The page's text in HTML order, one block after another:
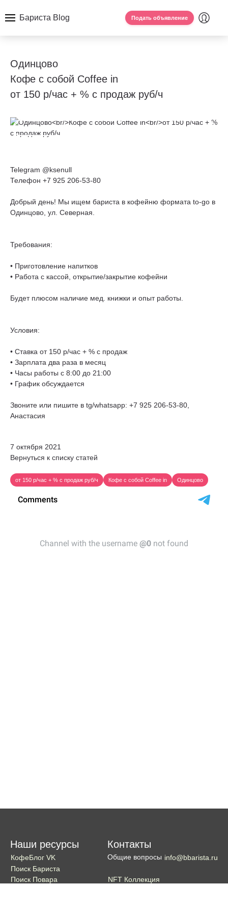
Бариста Blog Подать объявление
Одинцово
Кофе с собой Coffee in
от 150 р/час + % с продаж руб/ч
Telegram @ksenull
Телефон +7 925 206-53-80
Добрый день! Мы ищем бариста в кофейню формата to-go в
Одинцово, ул. Северная.
Требования:
• Приготовление напитков
• Работа с кассой, открытие/закрытие кофейни
Будет плюсом наличие мед. книжки и опыт работы.
Условия:
• Ставка от 150 р/час + % с продаж
• Зарплата два раза в месяц
• Часы работы с 8:00 до 21:00
• График обсуждается
Звоните или пишите в tg/whatsapp: +7 925 206-53-80,
Анастасия
7 октября 2021
Вернуться к списку статей
от 150 р/час + % с продаж руб/ч Кофе с собой Coffee in Одинцово
Наши ресурсы
КофеБлог VK
Поиск Бариста
Поиск Повара
Контакты
Общие вопросы info@bbarista.ru
NFT Коллекция